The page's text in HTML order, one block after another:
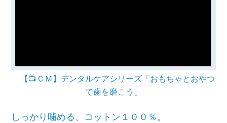
【📺ＣＭ】デンタルケアシリーズ「おもちゃとおやつ
で歯を磨こう」
しっかり噛める、コットン１００％。